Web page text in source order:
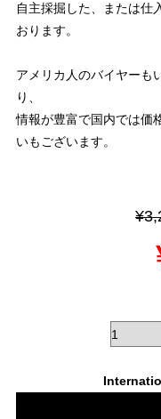
自主採掘した、または仕
おります。
アメリカ人のバイヤーも
り、
情報が豊富で国内では価
いもございます。